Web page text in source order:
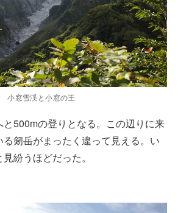
小窓雪渓と小窓の王
と500mの登りとなる。この辺りに来
剱岳がまったく違って見える。い
紛うほどだった。